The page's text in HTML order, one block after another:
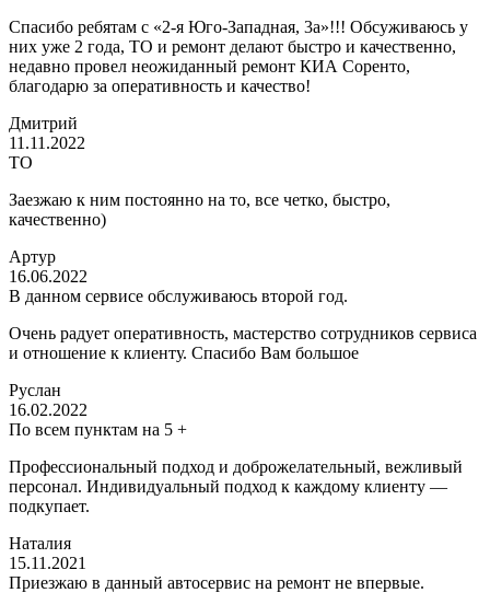
Спасибо ребятам с «2-я Юго-Западная, 3а»!!! Обсуживаюсь у
них уже 2 года, ТО и ремонт делают быстро и качественно,
недавно провел неожиданный ремонт КИА Соренто,
благодарю за оперативность и качество!
Дмитрий
11.11.2022
ТО
Заезжаю к ним постоянно на то, все четко, быстро,
качественно)
Артур
16.06.2022
В данном сервисе обслуживаюсь второй год.
Очень радует оперативность, мастерство сотрудников сервиса
и отношение к клиенту. Спасибо Вам большое
Руслан
16.02.2022
По всем пунктам на 5 +
Профессиональный подход и доброжелательный, вежливый
персонал. Индивидуальный подход к каждому клиенту —
подкупает.
Наталия
15.11.2021
Приезжаю в данный автосервис на ремонт не впервые.